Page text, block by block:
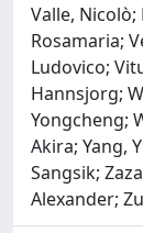
Valle,
Rosamaria;
Ludovico;
Hannsjorg;
Yongcheng;
Akira; Yang,
Sangsik;
Alexander;